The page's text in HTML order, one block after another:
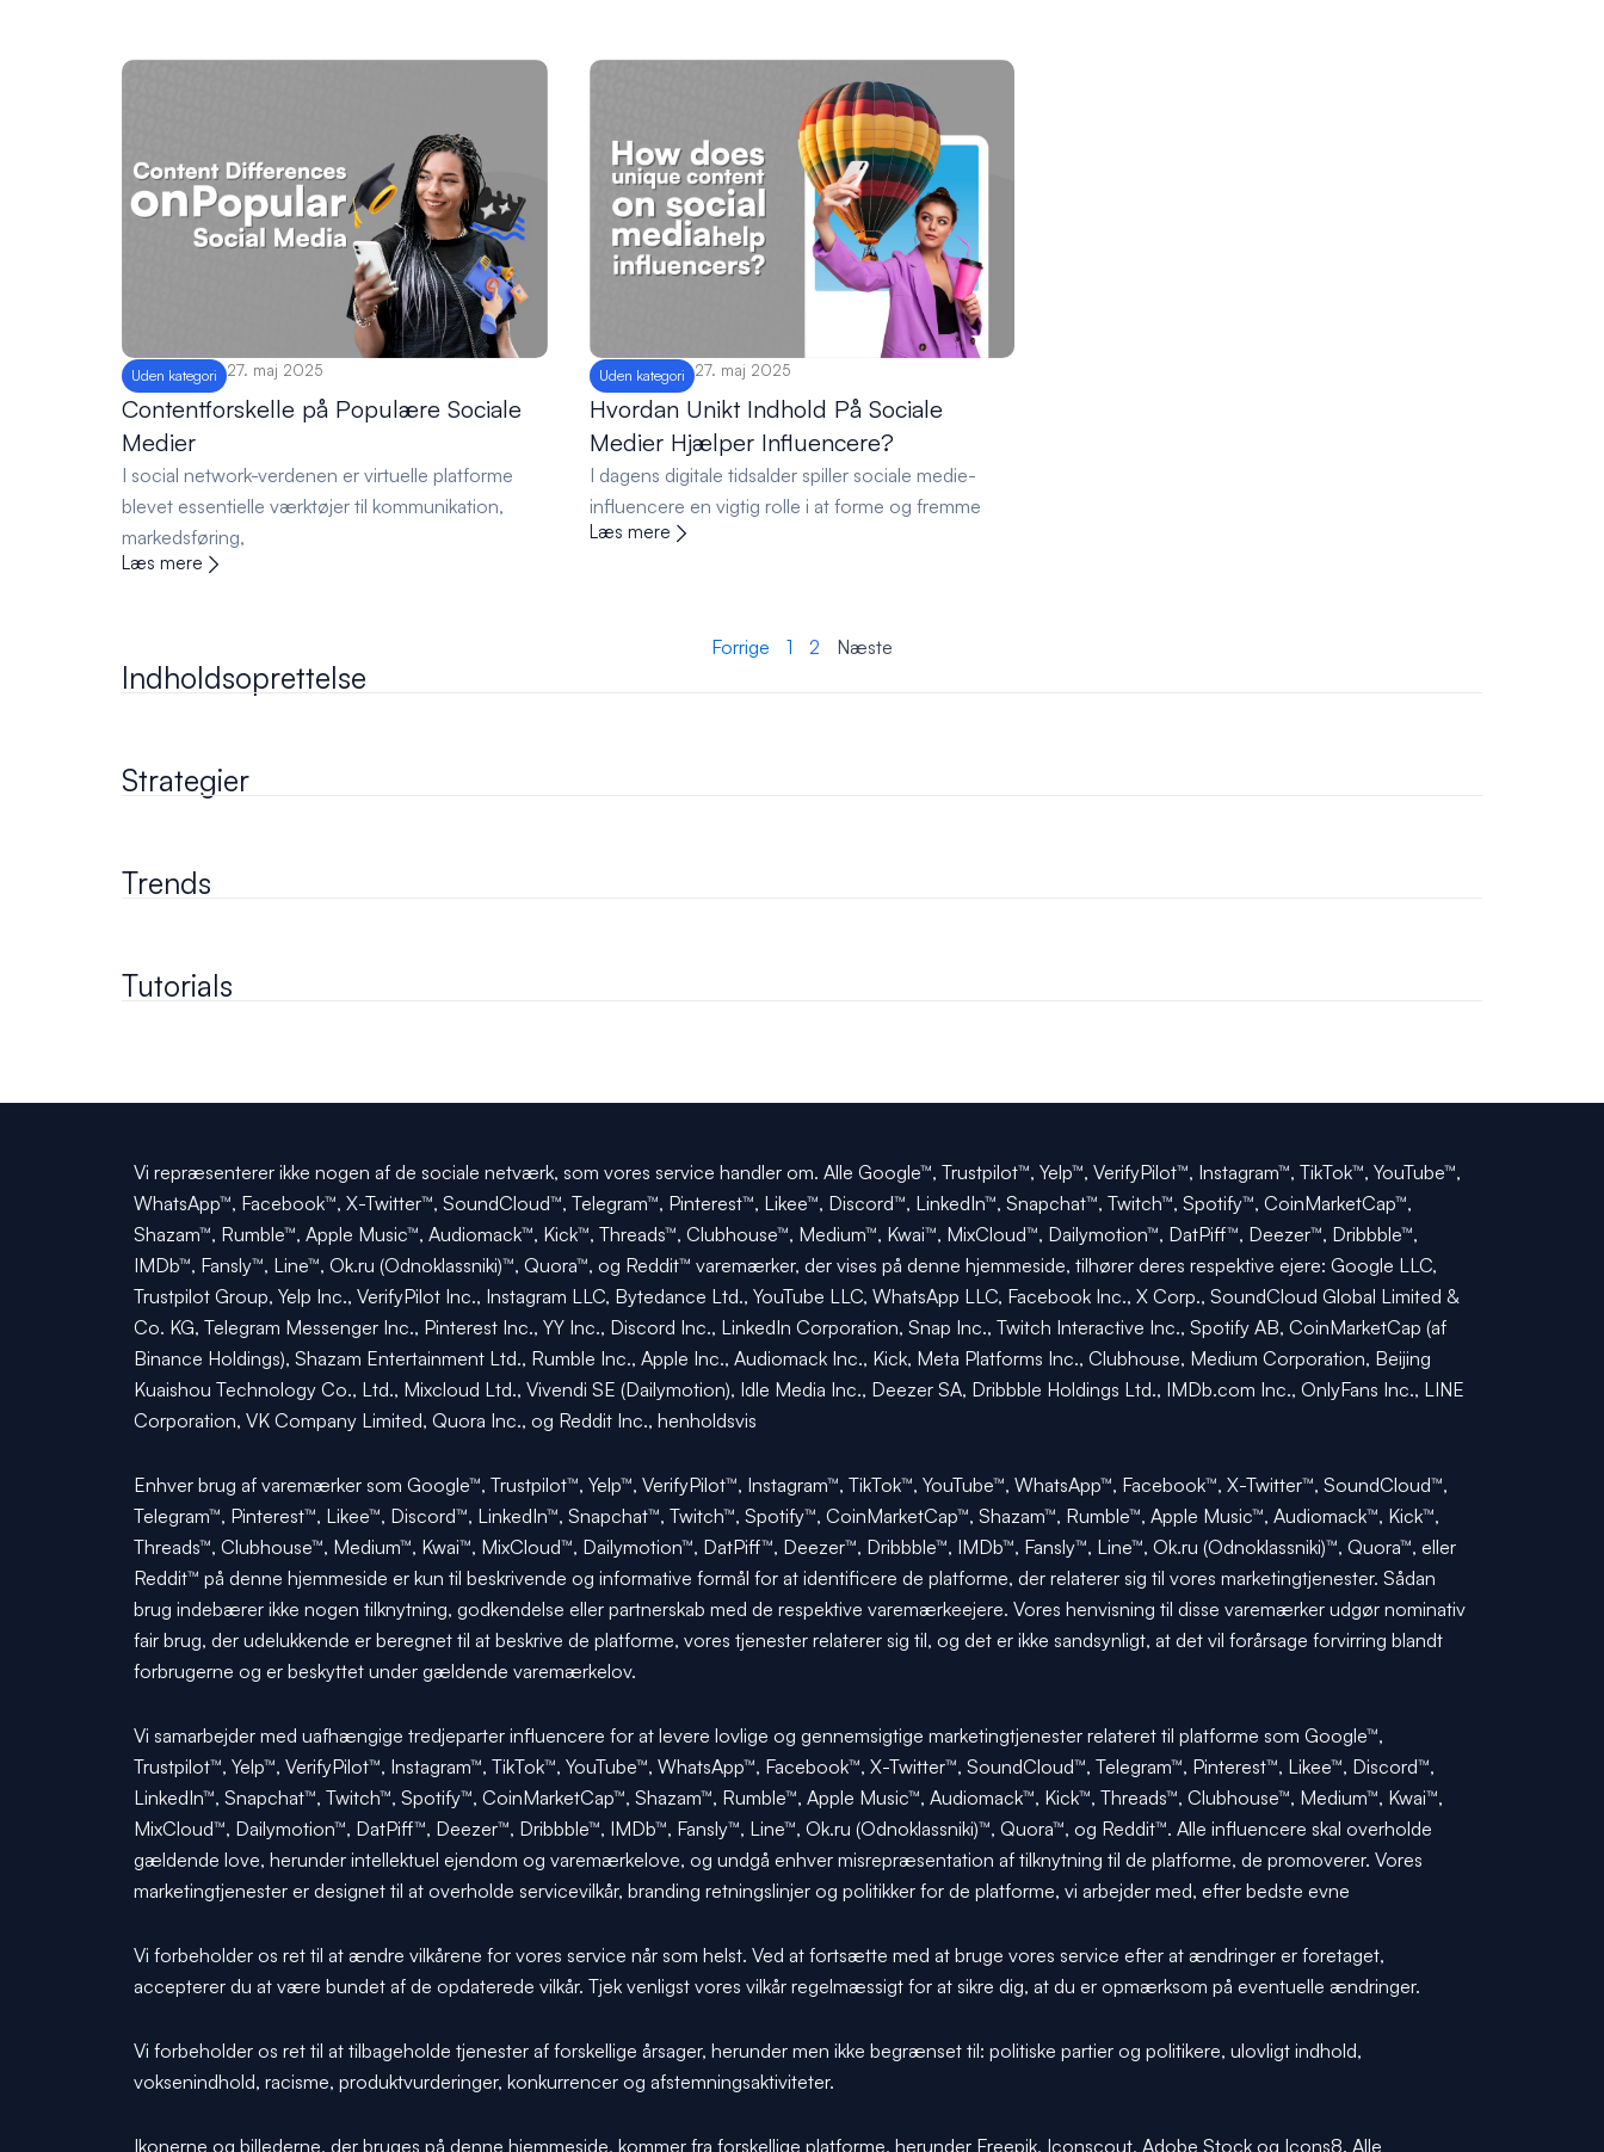
Uden kategori 27. maj 2025
Contentforskelle på Populære Sociale
Medier
I social network-verdenen er virtuelle platforme
blevet essentielle værktøjer til kommunikation,
markedsføring,
Læs mere
Uden kategori 27. maj 2025
Hvordan Unikt Indhold På Sociale
Medier Hjælper Influencere?
I dagens digitale tidsalder spiller sociale medie-
influencere en vigtig rolle i at forme og fremme
Læs mere
Forrige 1 2 Næste
Indholdsoprettelse
Strategier
Trends
Tutorials
Vi repræsenterer ikke nogen af de sociale netværk, som vores service handler om. Alle Google™, Trustpilot™, Yelp™, VerifyPilot™, Instagram™, TikTok™, YouTube™,
WhatsApp™, Facebook™, X-Twitter™, SoundCloud™, Telegram™, Pinterest™, Likee™, Discord™, LinkedIn™, Snapchat™, Twitch™, Spotify™, CoinMarketCap™,
Shazam™, Rumble™, Apple Music™, Audiomack™, Kick™, Threads™, Clubhouse™, Medium™, Kwai™, MixCloud™, Dailymotion™, DatPiff™, Deezer™, Dribbble™,
IMDb™, Fansly™, Line™, Ok.ru (Odnoklassniki)™, Quora™, og Reddit™ varemærker, der vises på denne hjemmeside, tilhører deres respektive ejere: Google LLC,
Trustpilot Group, Yelp Inc., VerifyPilot Inc., Instagram LLC, Bytedance Ltd., YouTube LLC, WhatsApp LLC, Facebook Inc., X Corp., SoundCloud Global Limited &
Co. KG, Telegram Messenger Inc., Pinterest Inc., YY Inc., Discord Inc., LinkedIn Corporation, Snap Inc., Twitch Interactive Inc., Spotify AB, CoinMarketCap (af
Binance Holdings), Shazam Entertainment Ltd., Rumble Inc., Apple Inc., Audiomack Inc., Kick, Meta Platforms Inc., Clubhouse, Medium Corporation, Beijing
Kuaishou Technology Co., Ltd., Mixcloud Ltd., Vivendi SE (Dailymotion), Idle Media Inc., Deezer SA, Dribbble Holdings Ltd., IMDb.com Inc., OnlyFans Inc., LINE
Corporation, VK Company Limited, Quora Inc., og Reddit Inc., henholdsvis
Enhver brug af varemærker som Google™, Trustpilot™, Yelp™, VerifyPilot™, Instagram™, TikTok™, YouTube™, WhatsApp™, Facebook™, X-Twitter™, SoundCloud™,
Telegram™, Pinterest™, Likee™, Discord™, LinkedIn™, Snapchat™, Twitch™, Spotify™, CoinMarketCap™, Shazam™, Rumble™, Apple Music™, Audiomack™, Kick™,
Threads™, Clubhouse™, Medium™, Kwai™, MixCloud™, Dailymotion™, DatPiff™, Deezer™, Dribbble™, IMDb™, Fansly™, Line™, Ok.ru (Odnoklassniki)™, Quora™, eller
Reddit™ på denne hjemmeside er kun til beskrivende og informative formål for at identificere de platforme, der relaterer sig til vores marketingtjenester. Sådan
brug indebærer ikke nogen tilknytning, godkendelse eller partnerskab med de respektive varemærkeejere. Vores henvisning til disse varemærker udgør nominativ
fair brug, der udelukkende er beregnet til at beskrive de platforme, vores tjenester relaterer sig til, og det er ikke sandsynligt, at det vil forårsage forvirring blandt
forbrugerne og er beskyttet under gældende varemærkelov.
Vi samarbejder med uafhængige tredjeparter influencere for at levere lovlige og gennemsigtige marketingtjenester relateret til platforme som Google™,
Trustpilot™, Yelp™, VerifyPilot™, Instagram™, TikTok™, YouTube™, WhatsApp™, Facebook™, X-Twitter™, SoundCloud™, Telegram™, Pinterest™, Likee™, Discord™,
LinkedIn™, Snapchat™, Twitch™, Spotify™, CoinMarketCap™, Shazam™, Rumble™, Apple Music™, Audiomack™, Kick™, Threads™, Clubhouse™, Medium™, Kwai™,
MixCloud™, Dailymotion™, DatPiff™, Deezer™, Dribbble™, IMDb™, Fansly™, Line™, Ok.ru (Odnoklassniki)™, Quora™, og Reddit™. Alle influencere skal overholde
gældende love, herunder intellektuel ejendom og varemærkelove, og undgå enhver misrepræsentation af tilknytning til de platforme, de promoverer. Vores
marketingtjenester er designet til at overholde servicevilkår, branding retningslinjer og politikker for de platforme, vi arbejder med, efter bedste evne
Vi forbeholder os ret til at ændre vilkårene for vores service når som helst. Ved at fortsætte med at bruge vores service efter at ændringer er foretaget,
accepterer du at være bundet af de opdaterede vilkår. Tjek venligst vores vilkår regelmæssigt for at sikre dig, at du er opmærksom på eventuelle ændringer.
Vi forbeholder os ret til at tilbageholde tjenester af forskellige årsager, herunder men ikke begrænset til: politiske partier og politikere, ulovligt indhold,
voksenindhold, racisme, produktvurderinger, konkurrencer og afstemningsaktiviteter.
Ikonerne og billederne, der bruges på denne hjemmeside, kommer fra forskellige platforme, herunder Freepik, Iconscout, Adobe Stock og Icons8. Alle